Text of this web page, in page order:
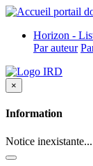
Horizon -
Par auteur
×
Information
Notice inexistante...